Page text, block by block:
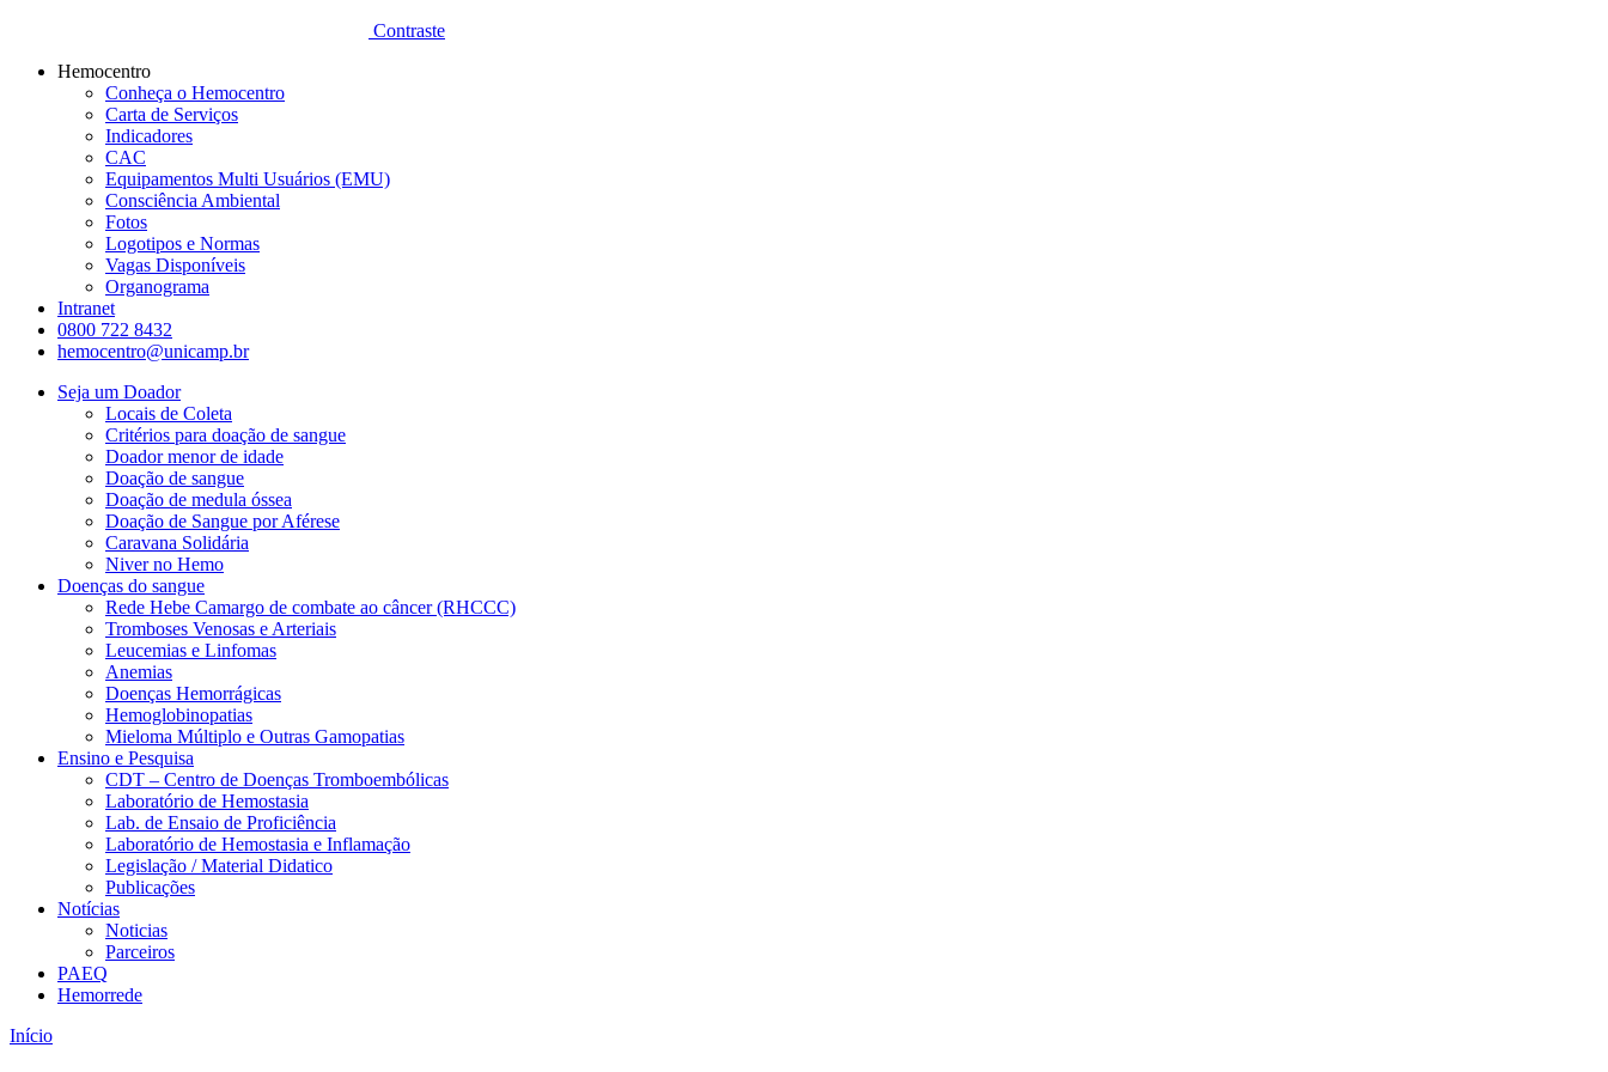
Contraste
Hemocentro
Conheça o Hemocentro
Carta de Serviços
Indicadores
CAC
Equipamentos Multi Usuários (EMU)
Consciência Ambiental
Fotos
Logotipos e Normas
Vagas Disponíveis
Organograma
Intranet
0800 722 8432
hemocentro@unicamp.br
Seja um Doador
Locais de Coleta
Critérios para doação de sangue
Doador menor de idade
Doação de sangue
Doação de medula óssea
Doação de Sangue por Aférese
Caravana Solidária
Niver no Hemo
Doenças do sangue
Rede Hebe Camargo de combate ao câncer (RHCCC)
Tromboses Venosas e Arteriais
Leucemias e Linfomas
Anemias
Doenças Hemorrágicas
Hemoglobinopatias
Mieloma Múltiplo e Outras Gamopatias
Ensino e Pesquisa
CDT – Centro de Doenças Tromboembólicas
Laboratório de Hemostasia
Lab. de Ensaio de Proficiência
Laboratório de Hemostasia e Inflamação
Legislação / Material Didatico
Publicações
Notícias
Noticias
Parceiros
PAEQ
Hemorrede
Início